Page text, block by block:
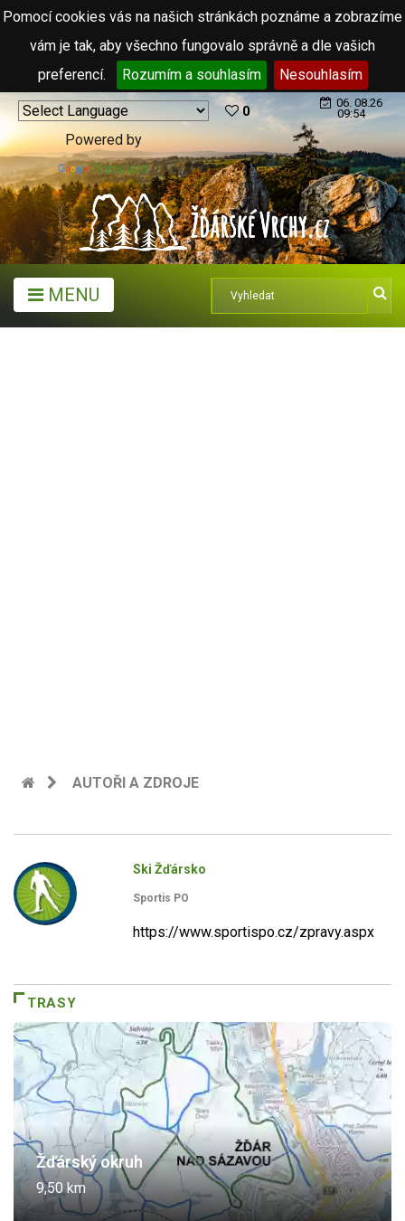
Pomocí cookies vás na našich stránkách poznáme a zobrazíme
vám je tak, aby všechno fungovalo správně a dle vašich
preferencí.
Rozumím a souhlasím Nesouhlasím
Powered by
Translate
0
06. 08.26
09:54
MENU
AUTOŘI A ZDROJE
Ski Žďársko
Sportis PO
https://www.sportispo.cz/zpravy.aspx
TRASY
Žďárský okruh
9,50 km